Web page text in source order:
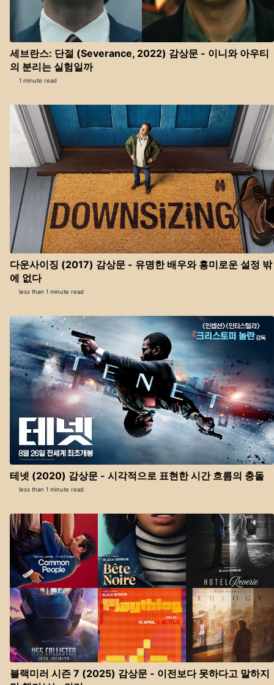
세브란스: 단절 (Severance, 2022) 감상문 - 이니와 아우티
의 분리는 실험일까
1 minute read
다운사이징 (2017) 감상문 - 유명한 배우와 흥미로운 설정 밖
에 없다
less than 1 minute read
테넷 (2020) 감상문 - 시각적으로 표현한 시간 흐름의 충돌
less than 1 minute read
블랙미러 시즌 7 (2025) 감상문 - 이전보다 못하다고 말하지